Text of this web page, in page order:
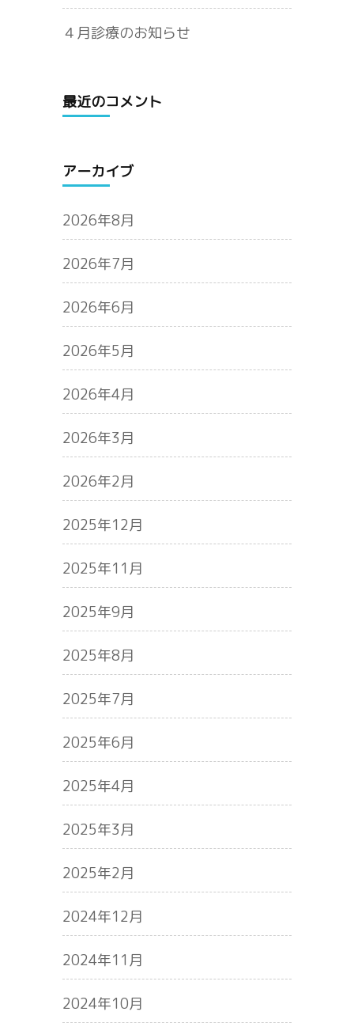
４月診療のお知らせ
最近のコメント
アーカイブ
2026年8月
2026年7月
2026年6月
2026年5月
2026年4月
2026年3月
2026年2月
2025年12月
2025年11月
2025年9月
2025年8月
2025年7月
2025年6月
2025年4月
2025年3月
2025年2月
2024年12月
2024年11月
2024年10月